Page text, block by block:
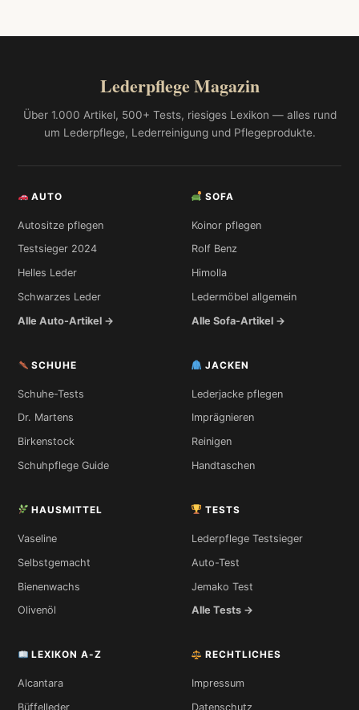
Lederpflege Magazin
Über 1.000 Artikel, 500+ Tests, riesiges Lexikon — alles rund
um Lederpflege, Lederreinigung und Pflegeprodukte.
AUTO
Autositze pflegen
Testsieger 2024
Helles Leder
Schwarzes Leder
Alle Auto-Artikel →
SOFA
Koinor pflegen
Rolf Benz
Himolla
Ledermöbel allgemein
Alle Sofa-Artikel →
SCHUHE
Schuhe-Tests
Dr. Martens
Birkenstock
Schuhpflege Guide
JACKEN
Lederjacke pflegen
Imprägnieren
Reinigen
Handtaschen
HAUSMITTEL
Vaseline
Selbstgemacht
Bienenwachs
Olivenöl
TESTS
Lederpflege Testsieger
Auto-Test
Jemako Test
Alle Tests →
LEXIKON A-Z
Alcantara
Büffelleder
RECHTLICHES
Impressum
Datenschutz